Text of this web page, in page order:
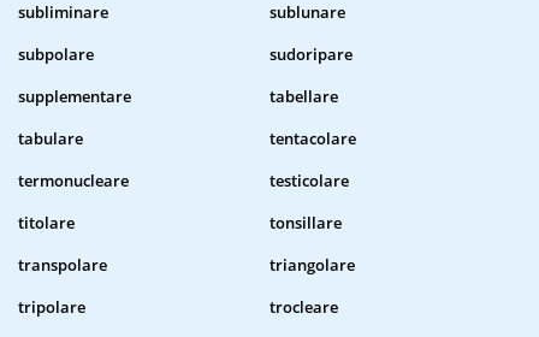
subliminare
sublunare
subpolare
sudoripare
supplementare
tabellare
tabulare
tentacolare
termonucleare
testicolare
titolare
tonsillare
transpolare
triangolare
tripolare
trocleare